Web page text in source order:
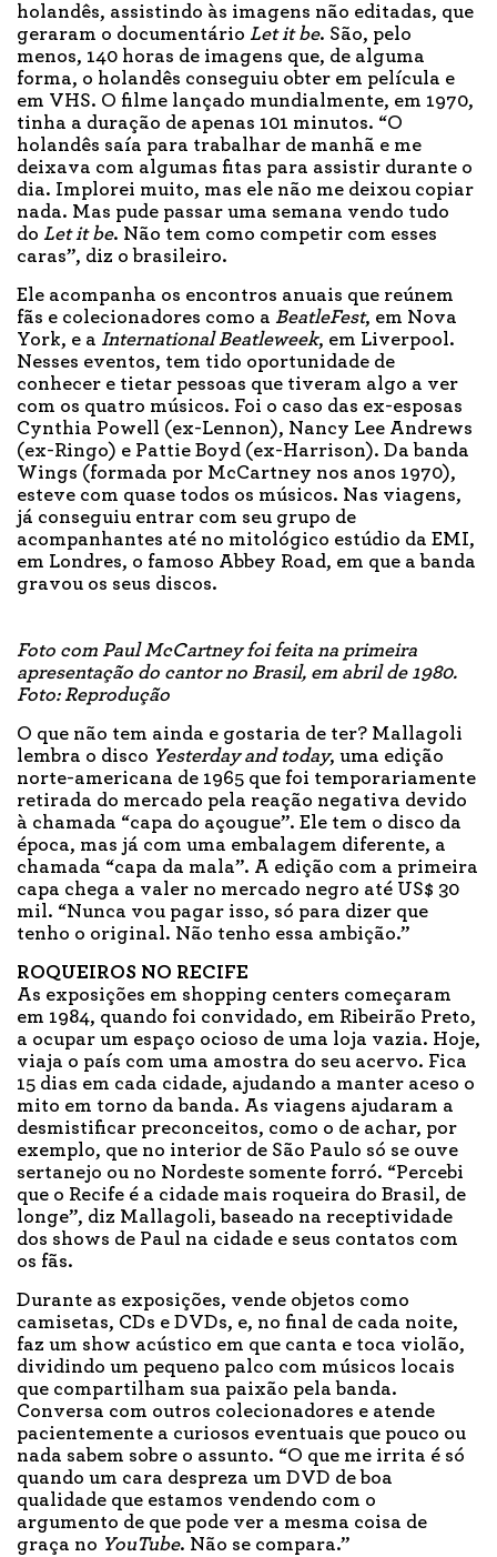
holandês, assistindo às imagens não editadas, que
geraram o documentário Let it be. São, pelo
menos, 140 horas de imagens que, de alguma
forma, o holandês conseguiu obter em película e
em VHS. O filme lançado mundialmente, em 1970,
tinha a duração de apenas 101 minutos. “O
holandês saía para trabalhar de manhã e me
deixava com algumas fitas para assistir durante o
dia. Implorei muito, mas ele não me deixou copiar
nada. Mas pude passar uma semana vendo tudo
do Let it be. Não tem como competir com esses
caras”, diz o brasileiro.
Ele acompanha os encontros anuais que reúnem
fãs e colecionadores como a BeatleFest, em Nova
York, e a International Beatleweek, em Liverpool.
Nesses eventos, tem tido oportunidade de
conhecer e tietar pessoas que tiveram algo a ver
com os quatro músicos. Foi o caso das ex-esposas
Cynthia Powell (ex-Lennon), Nancy Lee Andrews
(ex-Ringo) e Pattie Boyd (ex-Harrison). Da banda
Wings (formada por McCartney nos anos 1970),
esteve com quase todos os músicos. Nas viagens,
já conseguiu entrar com seu grupo de
acompanhantes até no mitológico estúdio da EMI,
em Londres, o famoso Abbey Road, em que a banda
gravou os seus discos.
Foto com Paul McCartney foi feita na primeira
apresentação do cantor no Brasil, em abril de 1980.
Foto: Reprodução
O que não tem ainda e gostaria de ter? Mallagoli
lembra o disco Yesterday and today, uma edição
norte-americana de 1965 que foi temporariamente
retirada do mercado pela reação negativa devido
à chamada “capa do açougue”. Ele tem o disco da
época, mas já com uma embalagem diferente, a
chamada “capa da mala”. A edição com a primeira
capa chega a valer no mercado negro até US$ 30
mil. “Nunca vou pagar isso, só para dizer que
tenho o original. Não tenho essa ambição.”
ROQUEIROS NO RECIFE
As exposições em shopping centers começaram
em 1984, quando foi convidado, em Ribeirão Preto,
a ocupar um espaço ocioso de uma loja vazia. Hoje,
viaja o país com uma amostra do seu acervo. Fica
15 dias em cada cidade, ajudando a manter aceso o
mito em torno da banda. As viagens ajudaram a
desmistificar preconceitos, como o de achar, por
exemplo, que no interior de São Paulo só se ouve
sertanejo ou no Nordeste somente forró. “Percebi
que o Recife é a cidade mais roqueira do Brasil, de
longe”, diz Mallagoli, baseado na receptividade
dos shows de Paul na cidade e seus contatos com
os fãs.
Durante as exposições, vende objetos como
camisetas, CDs e DVDs, e, no final de cada noite,
faz um show acústico em que canta e toca violão,
dividindo um pequeno palco com músicos locais
que compartilham sua paixão pela banda.
Conversa com outros colecionadores e atende
pacientemente a curiosos eventuais que pouco ou
nada sabem sobre o assunto. “O que me irrita é só
quando um cara despreza um DVD de boa
qualidade que estamos vendendo com o
argumento de que pode ver a mesma coisa de
graça no YouTube. Não se compara.”